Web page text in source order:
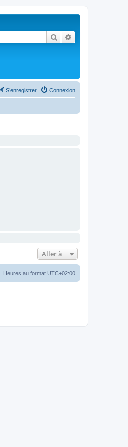
Rechercher
Connexion
S’enregistrer
Aller à
Heures au format UTC+02:00